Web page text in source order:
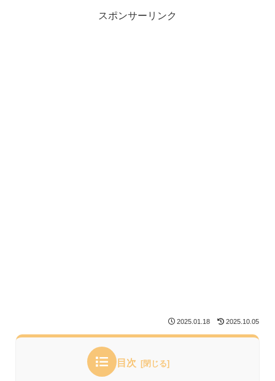
スポンサーリンク
2025.01.18 2025.10.05
目次